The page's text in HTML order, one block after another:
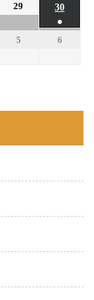
29
30
●
5 6